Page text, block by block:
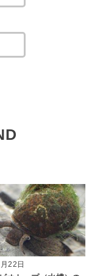
22日